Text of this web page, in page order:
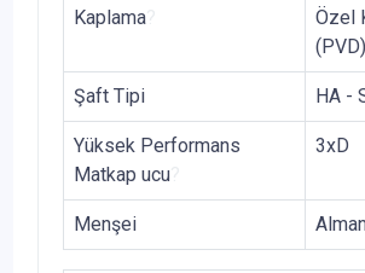
Kaplama
Özel
(PVD)
Şaft Tipi HA -
Yüksek Performans
Matkap ucu
3xD
Menşei